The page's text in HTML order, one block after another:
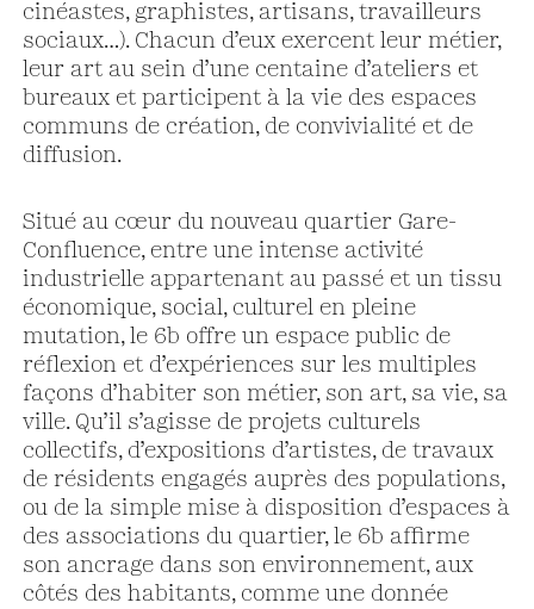
cinéastes, graphistes, artisans, travailleurs
sociaux…). Chacun d’eux exercent leur métier,
leur art au sein d’une centaine d’ateliers et
bureaux et participent à la vie des espaces
communs de création, de convivialité et de
diffusion.
Situé au cœur du nouveau quartier Gare-
Confluence, entre une intense activité
industrielle appartenant au passé et un tissu
économique, social, culturel en pleine
mutation, le 6b offre un espace public de
réflexion et d’expériences sur les multiples
façons d’habiter son métier, son art, sa vie, sa
ville. Qu’il s’agisse de projets culturels
collectifs, d’expositions d’artistes, de travaux
de résidents engagés auprès des populations,
ou de la simple mise à disposition d’espaces à
des associations du quartier, le 6b affirme
son ancrage dans son environnement, aux
côtés des habitants, comme une donnée